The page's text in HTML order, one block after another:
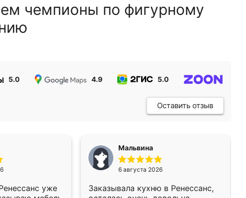
чемпионы по фигурному
5.0 4.9 5.0
Оставить отзыв
уже
Мальвина
6 августа 2026
Заказывала кухню в Ренессанс,